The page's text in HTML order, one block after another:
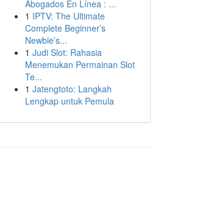
Abogados En Línea : ...
1 IPTV: The Ultimate
Complete Beginner’s
Newbie’s...
1 Judi Slot: Rahasia
Menemukan Permainan Slot
Te...
1 Jatengtoto: Langkah
Lengkap untuk Pemula